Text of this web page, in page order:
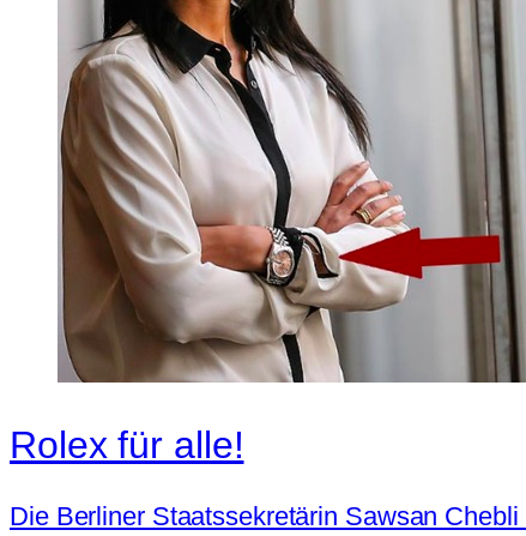
Rolex für alle!
Die Berliner Staatssekretärin Sawsan